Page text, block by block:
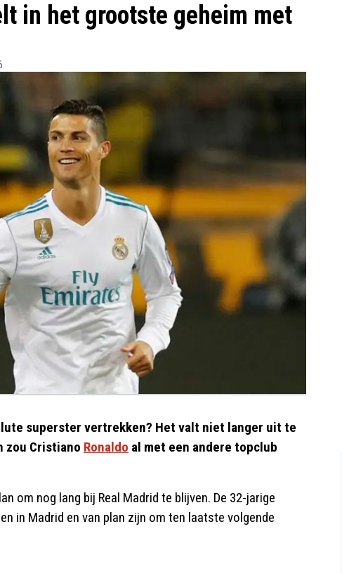
in het grootste geheim met
superster vertrekken? Het valt niet langer uit te
zou Cristiano Ronaldo al met een andere topclub
om nog lang bij Real Madrid te blijven. De 32-jarige
in Madrid en van plan zijn om ten laatste volgende